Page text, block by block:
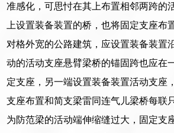
准感化，可思忖在其上布置相邻两跨的
上设置装备装置的桥，也将固定支座布
对格外宽的公路建筑，应设置装备装置
动的活动支座悬臂梁桥的锚固跨也应在
定支座，另一端设置装备装置活动支座
支座布置和简支梁雷同连气儿梁桥每联
为防范梁的活动端伸缩缝过大，固定支